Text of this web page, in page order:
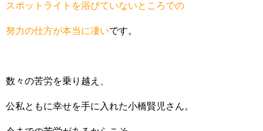
スポットライトを浴びていないところでの
努力の仕方が本当に凄いです。
数々の苦労を乗り越え、
公私ともに幸せを手に入れた小橋賢児さん。